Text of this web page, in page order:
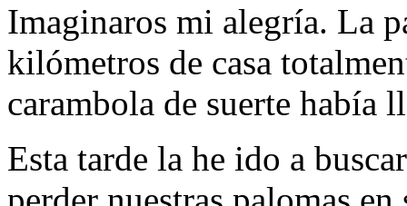
Imaginaros mi alegría. La
kilómetros de casa
carambola de suerte había
Esta tarde la he ido a